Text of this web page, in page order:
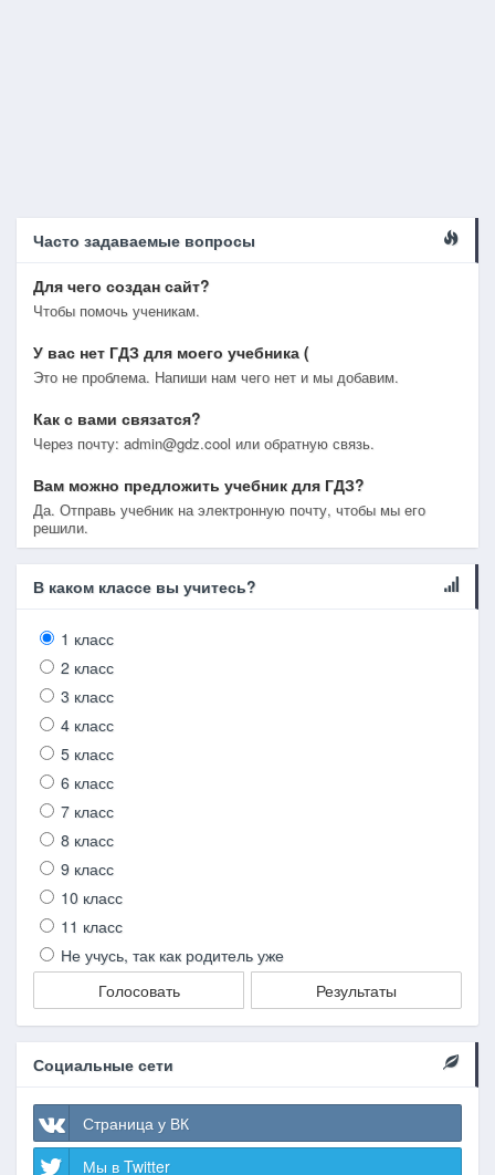
Часто задаваемые вопросы
Для чего создан сайт?
Чтобы помочь ученикам.
У вас нет ГДЗ для моего учебника (
Это не проблема. Напиши нам чего нет и мы добавим.
Как с вами связатся?
Через почту: admin@gdz.cool или обратную связь.
Вам можно предложить учебник для ГДЗ?
Да. Отправь учебник на электронную почту, чтобы мы его
решили.
В каком классе вы учитесь?
1 класс
2 класс
3 класс
4 класс
5 класс
6 класс
7 класс
8 класс
9 класс
10 класс
11 класс
Не учусь, так как родитель уже
Голосовать
Результаты
Социальные сети
Страница у ВК
Мы в Twitter